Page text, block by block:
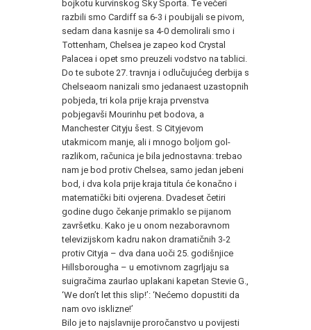
bojkotu kurvinskog Sky Sporta. Te večeri
razbili smo Cardiff sa 6-3 i poubijali se pivom,
sedam dana kasnije sa 4-0 demolirali smo i
Tottenham, Chelsea je zapeo kod Crystal
Palacea i opet smo preuzeli vodstvo na tablici.
Do te subote 27. travnja i odlučujućeg derbija s
Chelseaom nanizali smo jedanaest uzastopnih
pobjeda, tri kola prije kraja prvenstva
pobjegavši Mourinhu pet bodova, a
Manchester Cityju šest. S Cityjevom
utakmicom manje, ali i mnogo boljom gol-
razlikom, računica je bila jednostavna: trebao
nam je bod protiv Chelsea, samo jedan jebeni
bod, i dva kola prije kraja titula će konačno i
matematički biti ovjerena. Dvadeset četiri
godine dugo čekanje primaklo se pijanom
završetku. Kako je u onom nezaboravnom
televizijskom kadru nakon dramatičnih 3-2
protiv Cityja – dva dana uoči 25. godišnjice
Hillsborougha – u emotivnom zagrljaju sa
suigračima zaurlao uplakani kapetan Stevie G.,
‘We don’t let this slip!’: ‘Nećemo dopustiti da
nam ovo isklizne!’
Bilo je to najslavnije proročanstvo u povijesti